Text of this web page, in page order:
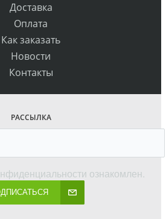
Доставка
Оплата
Как заказать
Новости
Контакты
РАССЫЛКА
ознакомлен.